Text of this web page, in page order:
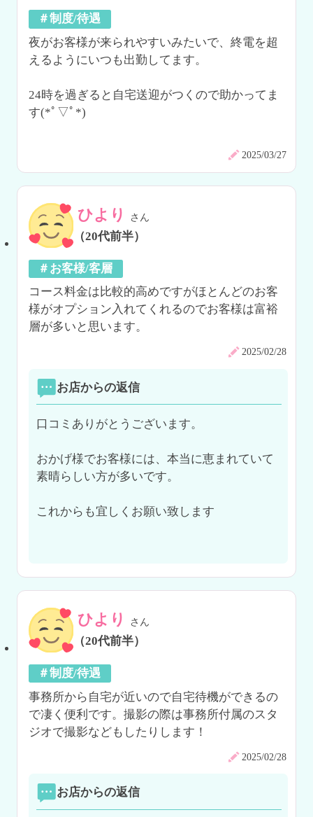
＃制度/待遇
夜がお客様が来られやすいみたいで、終電を超
えるようにいつも出勤してます。
24時を過ぎると自宅送迎がつくので助かってま
す(*ﾟ▽ﾟ*)
2025/03/27
ひより さん
（20代前半）
＃お客様/客層
コース料金は比較的高めですがほとんどのお客
様がオプション入れてくれるのでお客様は富裕
層が多いと思います。
2025/02/28
お店からの返信
口コミありがとうございます。
おかげ様でお客様には、本当に恵まれていて
素晴らしい方が多いです。
これからも宜しくお願い致します
ひより さん
（20代前半）
＃制度/待遇
事務所から自宅が近いので自宅待機ができるの
で凄く便利です。撮影の際は事務所付属のスタ
ジオで撮影などもしたりします！
2025/02/28
お店からの返信